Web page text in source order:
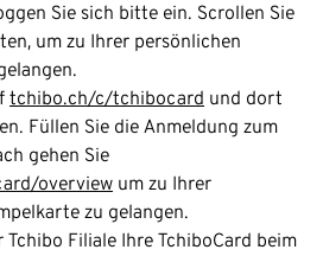
Sie sich bitte ein. Scrollen Sie
um zu Ihrer persönlichen
tchibo.ch/c/tchibocard und dort
Füllen Sie die Anmeldung zum
gehen Sie
overview um zu Ihrer
zu gelangen.
Tchibo Filiale Ihre TchiboCard beim